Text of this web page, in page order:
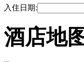
入住日期:
酒店地